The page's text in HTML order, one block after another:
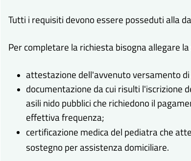
Tutti i requisiti devono essere posseduti alla
Per completare la richiesta bisogna allegare
attestazione dell'avvenuto versamento
documentazione da cui risulti l'iscrizione
asili nido pubblici che richiedono il
effettiva frequenza;
certificazione medica del pediatra che
sostegno per assistenza domiciliare.